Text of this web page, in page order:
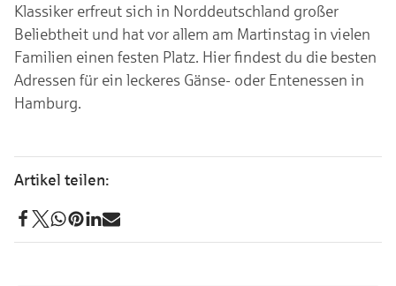
Klassiker erfreut sich in Norddeutschland großer
Beliebtheit und hat vor allem am Martinstag in vielen
Familien einen festen Platz. Hier findest du die besten
Adressen für ein leckeres Gänse- oder Entenessen in
Hamburg.